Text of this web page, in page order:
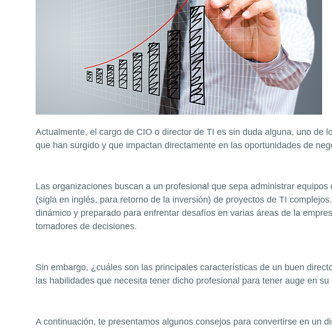
Actualmente, el cargo de CIO o director de TI es sin duda alguna, uno
que han surgido y que impactan directamente en las oportunidades de
Las organizaciones buscan a un profesional que sepa administrar
(sigla en inglés, para retorno de la inversión) de proyectos de TI
dinámico y preparado para enfrentar desafíos en varias áreas de la
tomadores de decisiones.
Sin embargo, ¿cuáles son las principales características de un buen
las habilidades que necesita tener dicho profesional para tener auge en su
A continuación, te presentamos algunos consejos para convertirse en un